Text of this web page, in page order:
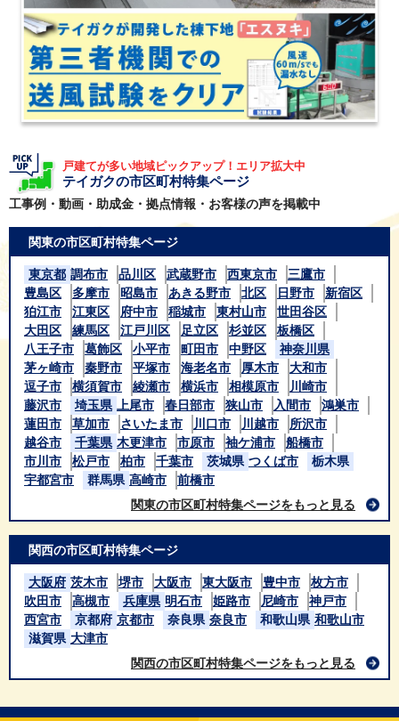
戸建てが多い地域ピックアップ！エリア拡大中
テイガクの市区町村特集ページ
工事例・動画・助成金・拠点情報・お客様の声を掲載中
関東の市区町村特集ページ
東京都 調布市 品川区 武蔵野市 西東京市
三鷹市
豊島区
多摩市 昭島市 あきる野市 北区 日野市
新宿区
狛江市
江東区 府中市 稲城市 東村山市
世田谷区
大田区
練馬区 江戸川区 足立区 杉並区
板橋区
八王子市
葛飾区 小平市 町田市 中野区
神奈川県
茅ヶ崎市
秦野市 平塚市 海老名市 厚木市
大和市
逗子市
横須賀市 綾瀬市 横浜市 相模原市
川崎市
藤沢市
埼玉県 上尾市 春日部市 狭山市 入間市
鴻巣市
蓮田市
草加市 さいたま市 川口市 川越市
所沢市
越谷市
千葉県 木更津市 市原市 袖ケ浦市
船橋市
市川市
松戸市 柏市 千葉市 茨城県 つくば市
栃木県
宇都宮市
群馬県 高崎市
前橋市
関東の市区町村特集ページをもっと見る
関西の市区町村特集ページ
大阪府 茨木市 堺市 大阪市 東大阪市 豊中市
枚方市
吹田市
高槻市 兵庫県 明石市 姫路市 尼崎市
神戸市
西宮市
京都府 京都市 奈良県 奈良市 和歌山県 和歌山市
滋賀県 大津市
関西の市区町村特集ページをもっと見る